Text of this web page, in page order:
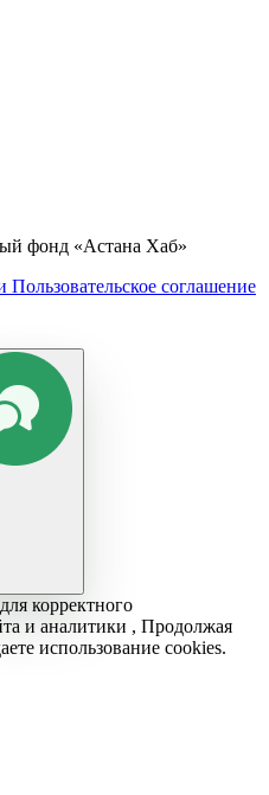
фонд «Астана Хаб»
Пользовательское соглашение
корректного
и аналитики , Продолжая
использование cookies.